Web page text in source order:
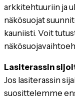
arkkitehtuuriin ja
näkösuojat
kauniisti. Voit
Lasiterassin
Jos lasiterassin
suosittelemme